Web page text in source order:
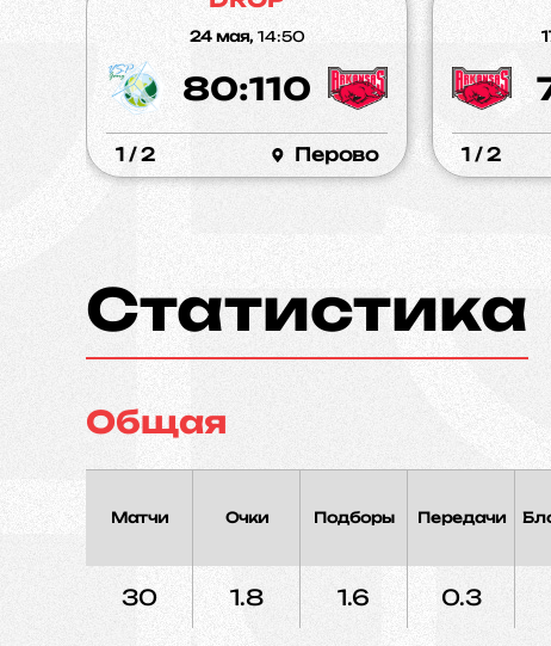
24 мая, 14:50
80:110
1 / 2 Перово 1 / 2
Статистика
Общая
Матчи Очки Подборы Передачи
30 1.8 1.6 0.3